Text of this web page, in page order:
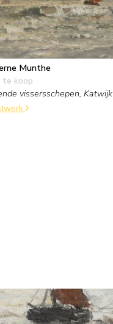
Munthe
te koop
vissersschepen, Katwijk